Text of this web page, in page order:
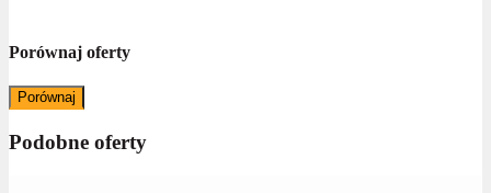
Porównaj oferty
Porównaj
Podobne oferty